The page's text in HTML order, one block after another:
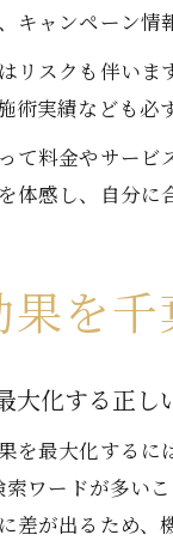
キャンペーン情
リスクも伴い
術実績なども必
て料金やサー
体感し、自分に
を
大化する正し
を最大化する
ワードが多い
差が出るため、